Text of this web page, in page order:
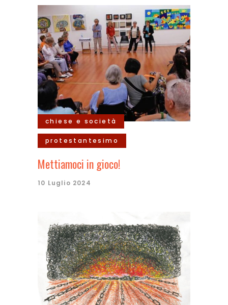
chiese e società
protestantesimo
Mettiamoci in gioco!
10 Luglio 2024